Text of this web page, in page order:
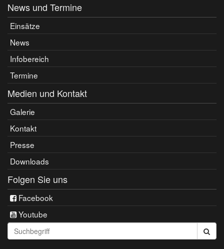
News und Termine
Einsätze
News
Infobereich
Termine
Medien und Kontakt
Galerie
Kontakt
Presse
Downloads
Folgen Sie uns
Facebook
Youtube
Seite
durchsuchen: